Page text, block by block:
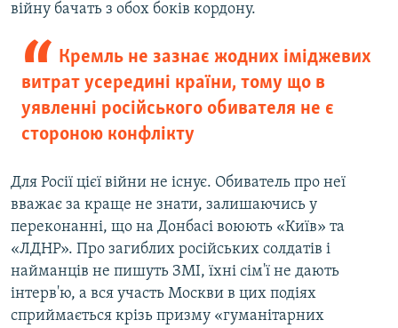
війну бачать з обох боків кордону.
Кремль не зазнає жодних іміджевих
витрат усередині країни, тому що в
уявленні російського обивателя не є
стороною конфлікту
Для Росії цієї війни не існує. Обиватель про неї
вважає за краще не знати, залишаючись у
переконанні, що на Донбасі воюють «Київ» та
«ЛДНР». Про загиблих російських солдатів і
найманців не пишуть ЗМІ, їхні сім'ї не дають
інтерв'ю, а вся участь Москви в цих подіях
сприймається крізь призму «гуманітарних